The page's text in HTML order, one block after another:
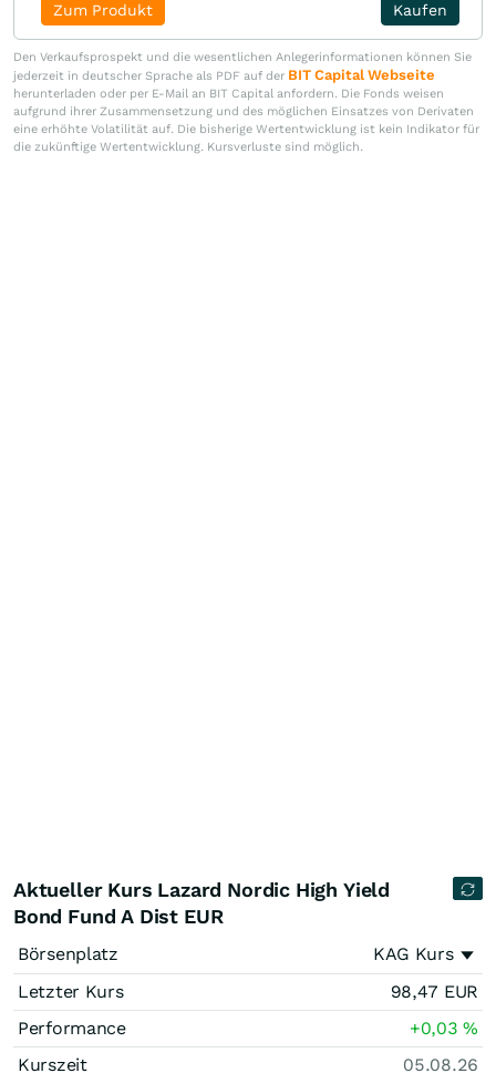
Kaufen
Zum Produkt
Den Verkaufsprospekt und die wesentlichen Anlegerinformationen können Sie
jederzeit in deutscher Sprache als PDF auf der BIT Capital Webseite
herunterladen oder per E-Mail an BIT Capital anfordern. Die Fonds weisen
aufgrund ihrer Zusammensetzung und des möglichen Einsatzes von Derivaten
eine erhöhte Volatilität auf. Die bisherige Wertentwicklung ist kein Indikator für
die zukünftige Wertentwicklung. Kursverluste sind möglich.
Aktueller Kurs Lazard Nordic High Yield
Bond Fund A Dist EUR
Börsenplatz
KAG Kurs
Letzter Kurs
98,47 EUR
Performance
+0,03%
Kurszeit
05.08.26